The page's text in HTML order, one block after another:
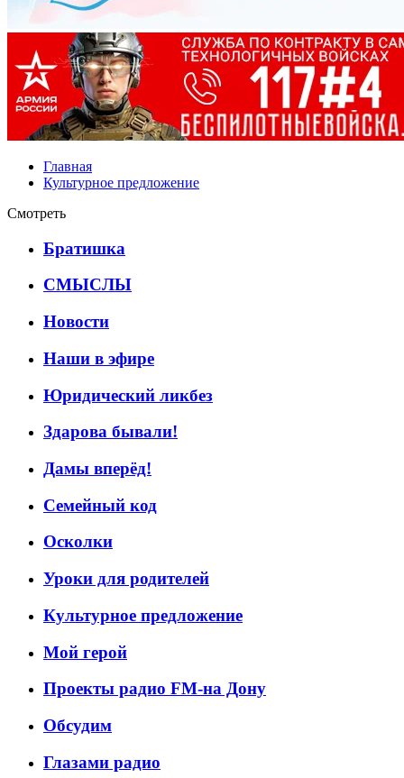
Главная
Культурное предложение
Смотреть
Братишка
СМЫСЛЫ
Новости
Наши в эфире
Юридический ликбез
Здарова бывали!
Дамы вперёд!
Семейный код
Осколки
Уроки для родителей
Культурное предложение
Мой герой
Проекты радио FM-на Дону
Обсудим
Глазами радио